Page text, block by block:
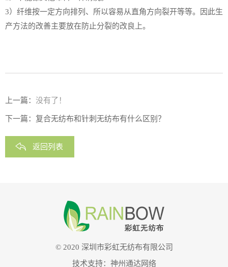
3）纤维按一定方向排列、所以容易从直角方向裂开等等。因此生
产方法的改善主要放在防止分裂的改良上。
上一篇： 没有了！
下一篇： 复合无纺布和针刺无纺布有什么区别？
返回列表
© 2020 深圳市彩虹无纺布有限公司
技术支持： 神州通达网络